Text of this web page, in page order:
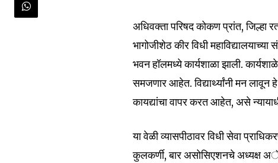
the subscribe button below. Don't
won't spam your inbox. Your
Fans
अधिवक्ता परिषद कोकण प्रांत, जिल्हा
भागोजीशेठ कीर विधी
भवन हॉलमध्ये कार्यशाळा झाली.
समजणार आहेत. विद्यार्थ्यांनी मन लावून
कायद्यांचा वापर करत आहेत, असे
या वेळी व्यासपीठावर विधी सेवा
कुलकर्णी, बार असोसिएशनचे अध्यक्ष